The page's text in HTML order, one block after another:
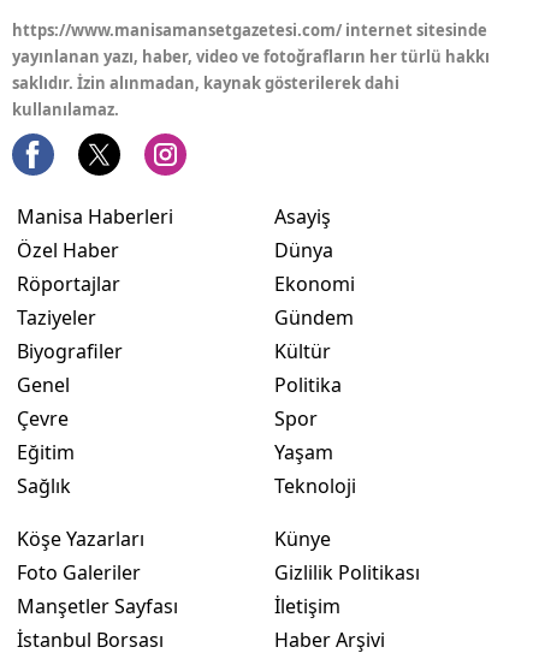
https://www.manisamansetgazetesi.com/ internet sitesinde
yayınlanan yazı, haber, video ve fotoğrafların her türlü hakkı
saklıdır. İzin alınmadan, kaynak gösterilerek dahi
kullanılamaz.
Manisa Haberleri
Özel Haber
Röportajlar
Taziyeler
Biyografiler
Genel
Çevre
Eğitim
Sağlık
Asayiş
Dünya
Ekonomi
Gündem
Kültür
Politika
Spor
Yaşam
Teknoloji
Köşe Yazarları
Foto Galeriler
Manşetler Sayfası
İstanbul Borsası
Künye
Gizlilik Politikası
İletişim
Haber Arşivi